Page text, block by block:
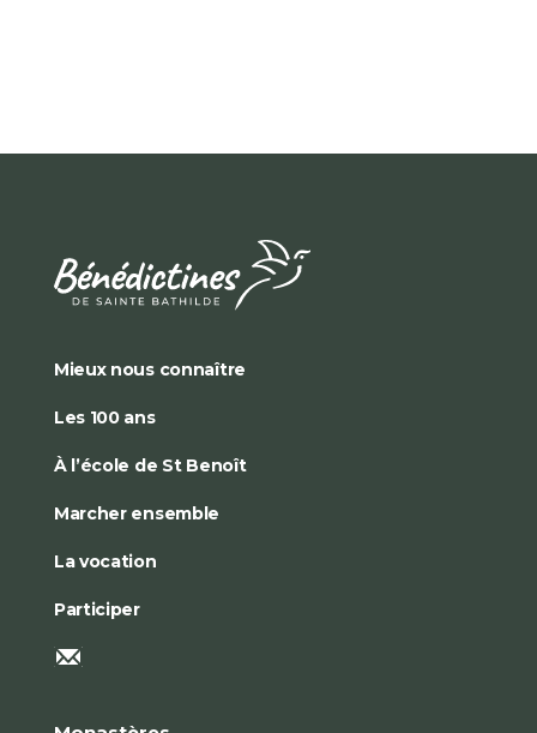
Mieux nous connaître
Les 100 ans
À l’école de St Benoît
Marcher ensemble
La vocation
Participer